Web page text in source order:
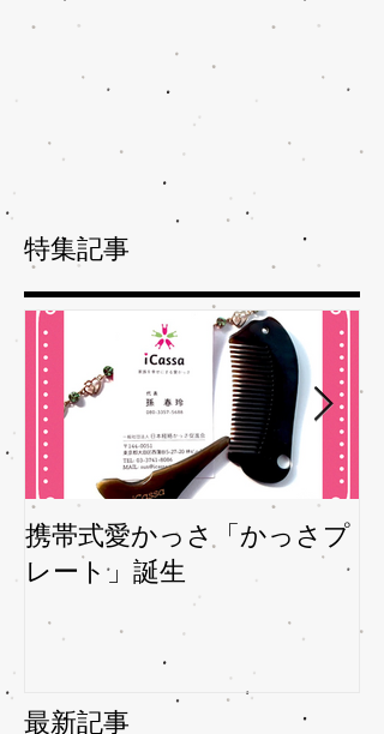
特集記事
携帯式愛かっさ「かっさプ
レート」誕生
最新記事